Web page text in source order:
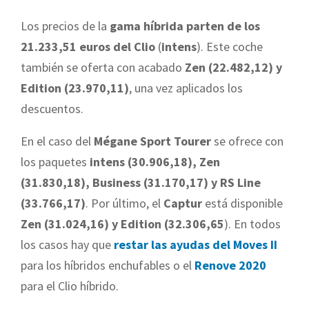
Los precios de la gama híbrida parten de los
21.233,51 euros del Clio (intens). Este coche
también se oferta con acabado Zen (22.482,12) y
Edition (23.970,11), una vez aplicados los
descuentos.
En el caso del Mégane Sport Tourerse ofrece con
los paquetes intens (30.906,18), Zen
(31.830,18), Business (31.170,17) y RS Line
(33.766,17). Por último, el Captur está disponible
Zen (31.024,16) y Edition (32.306,65). En todos
los casos hay que restar las ayudas del Moves II
para los híbridos enchufables o el Renove 2020
para el Clio híbrido.